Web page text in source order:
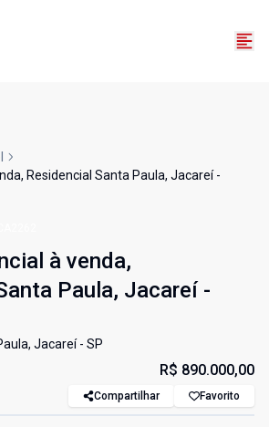
Residencial Santa Paula, Jacareí -
à venda,
Paula, Jacareí -
Jacareí - SP
R$ 890.000,00
Compartilhar Favorito